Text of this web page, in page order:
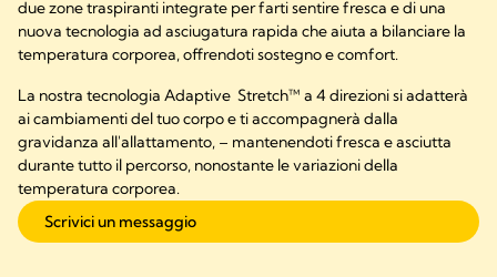
due zone traspiranti integrate per farti sentire fresca e di una
nuova tecnologia ad asciugatura rapida che aiuta a bilanciare la
temperatura corporea, offrendoti sostegno e comfort.
La nostra tecnologia Adaptive Stretch™ a 4 direzioni si adatterà
ai cambiamenti del tuo corpo e ti accompagnerà dalla
gravidanza all'allattamento, – mantenendoti fresca e asciutta
durante tutto il percorso, nonostante le variazioni della
temperatura corporea.
Scrivici un messaggio